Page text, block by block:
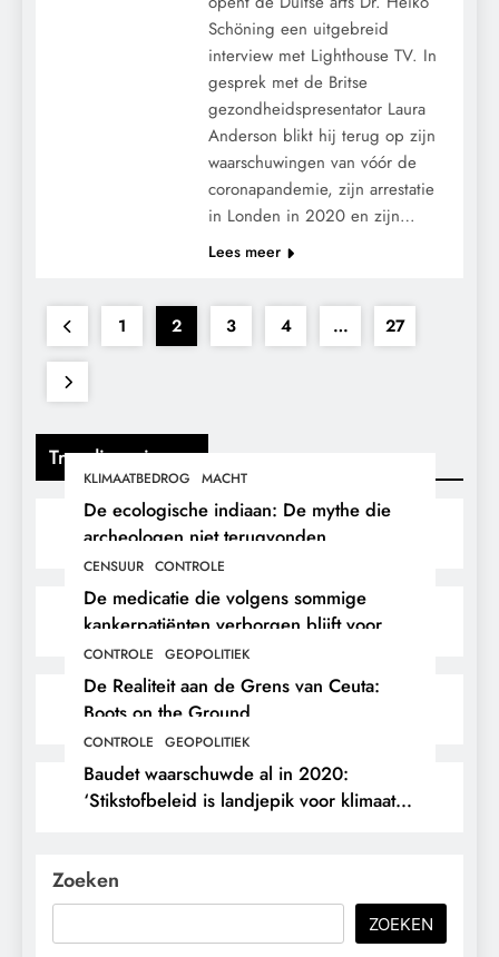
Trending nieuws
KLIMAATBEDROG MACHT
De ecologische indiaan: De mythe die
archeologen niet terugvonden.
CENSUUR CONTROLE
De medicatie die volgens sommige
kankerpatiënten verborgen blijft voor
hun eigen arts.
CONTROLE GEOPOLITIEK
De Realiteit aan de Grens van Ceuta:
Boots on the Ground.
CONTROLE GEOPOLITIEK
Baudet waarschuwde al in 2020:
‘Stikstofbeleid is landjepik voor klimaat
Schöning een uitgebreid
interview met Lighthouse TV. In
gesprek met de Britse
gezondheidspresentator Laura
Anderson blikt hij terug op zijn
waarschuwingen van vóór de
coronapandemie, zijn arrestatie
in Londen in 2020 en zijn…
Lees meer
1 2 3 4 … 27
Zoeken
ZOEKEN